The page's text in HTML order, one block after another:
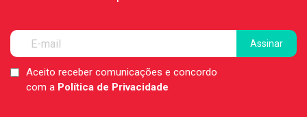
LGPDAceito receber comunicações e concordo
com a Política de Privacidade